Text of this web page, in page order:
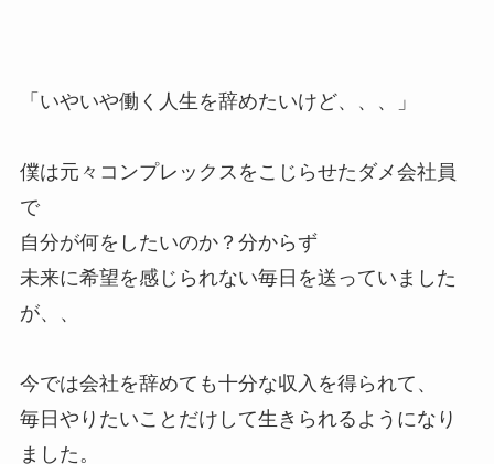
「いやいや働く人生を辞めたいけど、、、」
僕は元々コンプレックスをこじらせたダメ会社員
で
自分が何をしたいのか？分からず
未来に希望を感じられない毎日を送っていました
が、、
今では会社を辞めても十分な収入を得られて、
毎日やりたいことだけして生きられるようになり
ました。